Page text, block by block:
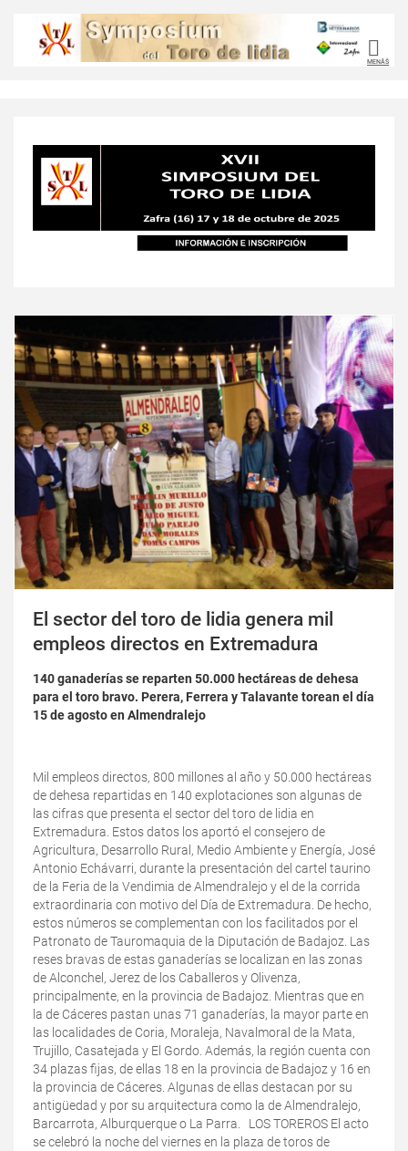
MENÃŠ
El sector del toro de lidia genera mil
empleos directos en Extremadura
140 ganaderías se reparten 50.000 hectáreas de dehesa
para el toro bravo. Perera, Ferrera y Talavante torean el día
15 de agosto en Almendralejo
Mil empleos directos, 800 millones al año y 50.000 hectáreas
de dehesa repartidas en 140 explotaciones son algunas de
las cifras que presenta el sector del toro de lidia en
Extremadura. Estos datos los aportó el consejero de
Agricultura, Desarrollo Rural, Medio Ambiente y Energía, José
Antonio Echávarri, durante la presentación del cartel taurino
de la Feria de la Vendimia de Almendralejo y el de la corrida
extraordinaria con motivo del Día de Extremadura. De hecho,
estos números se complementan con los facilitados por el
Patronato de Tauromaquia de la Diputación de Badajoz. Las
reses bravas de estas ganaderías se localizan en las zonas
de Alconchel, Jerez de los Caballeros y Olivenza,
principalmente, en la provincia de Badajoz. Mientras que en
la de Cáceres pastan unas 71 ganaderías, la mayor parte en
las localidades de Coria, Moraleja, Navalmoral de la Mata,
Trujillo, Casatejada y El Gordo. Además, la región cuenta con
34 plazas fijas, de ellas 18 en la provincia de Badajoz y 16 en
la provincia de Cáceres. Algunas de ellas destacan por su
antigüedad y por su arquitectura como la de Almendralejo,
Barcarrota, Alburquerque o La Parra. LOS TOREROS El acto
se celebró la noche del viernes en la plaza de toros de